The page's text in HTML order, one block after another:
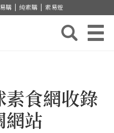
購 | 純素購 | 素易遊
食網收錄
網站